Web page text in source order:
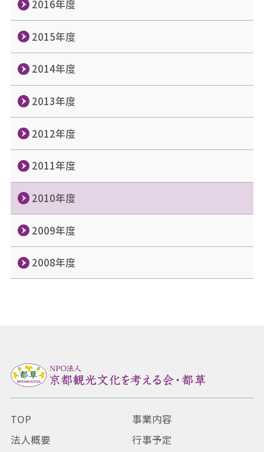
2016年度
2015年度
2014年度
2013年度
2012年度
2011年度
2010年度
2009年度
2008年度
TOP
法人概要
事業内容
行事予定